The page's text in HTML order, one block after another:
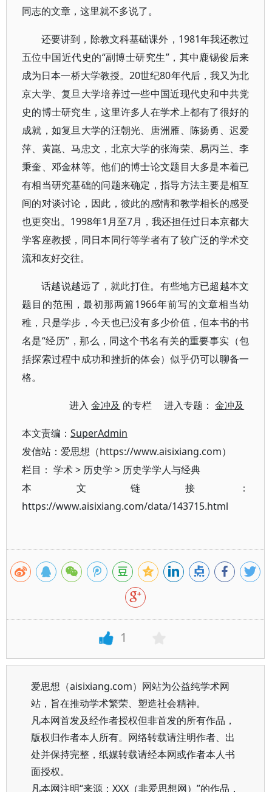
同志的文章，这里就不多说了。
还要讲到，除教文科基础课外，1981年我还教过
五位中国近代史的“副博士研究生”，其中鹿锡俊后来
成为日本一桥大学教授。20世纪80年代后，我又为北
京大学、复旦大学培养过一些中国近现代史和中共党
史的博士研究生，这里许多人在学术上都有了很好的
成就，如复旦大学的汪朝光、唐洲雁、陈扬勇、迟爱
萍、黄崑、马忠文，北京大学的张海荣、易丙兰、李
秉奎、邓金林等。他们的博士论文题目大多是本着已
有相当研究基础的问题来确定，指导方法主要是相互
间的对谈讨论，因此，彼此的感情和教学相长的感受
也更突出。1998年1月至7月，我还担任过日本京都大
学客座教授，同日本同行等学者有了较广泛的学术交
流和友好交往。
话越说越远了，就此打住。有些地方已超越本文
题目的范围，最初那两篇1966年前写的文章相当幼
稚，只是学步，今天也已没有多少价值，但本书的书
名是“经历”，那么，同这个书名有关的重要事实（包
括探索过程中成功和挫折的体会）似乎仍可以聊备一
格。
进入金冲及 的专栏 进入专题：金冲及
本文责编： SuperAdmin
发信站：爱思想（https://www.aisixiang.com）
栏目： 学术> 历史学 > 历史学学人与经典
本文链接：
https://www.aisixiang.com/data/143715.html
1
爱思想（aisixiang.com）网站为公益纯学术网
站，旨在推动学术繁荣、塑造社会精神。
凡本网首发及经作者授权但非首发的所有作品，
版权归作者本人所有。网络转载请注明作者、出
处并保持完整，纸媒转载请经本网或作者本人书
面授权。
凡本网注明“来源：XXX（非爱思想网）”的作品，